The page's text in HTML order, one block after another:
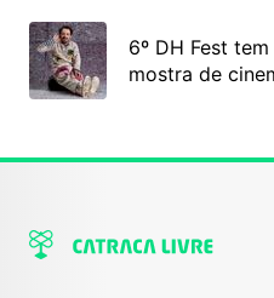
6º DH Fest
mostra de